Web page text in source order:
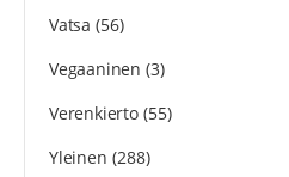
Vatsa (56)
Vegaaninen (3)
Verenkierto(55)
Yleinen (288)